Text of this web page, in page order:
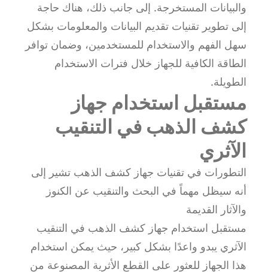
والبيانات المستخرجة. إلى جانب ذلك، هناك حاجة
إلى تطوير تقنيات تقديم البيانات والمعلومات بشكل
سهل الفهم والاستخدام للمستخدمين، وضمان توافر
الطاقة الكافية للجهاز خلال فترات الاستخدام
الطويلة.
مستقبل استخدام جهاز
كشف الذهب في التنقيب
الآثري
التطورات في تقنيات جهاز كشف الذهب تشير إلى
أنه سيظل مهماً في البحث والتنقيب عن الكنوز
والآثار القديمة
مستقبل استخدام جهاز كشف الذهب في التنقيب
الآثري يبدو واعدًا بشكل كبير، حيث يمكن استخدام
هذا الجهاز للعثور على القطع الأثرية المصنوعة من